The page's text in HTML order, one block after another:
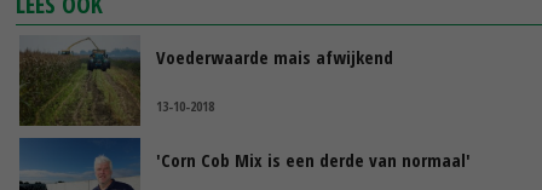
Voederwaarde mais afwijkend
13-10-2018
'Corn Cob Mix is een derde van normaal'